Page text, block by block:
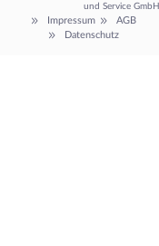
und Service GmbH
Impressum
AGB
Datenschutz